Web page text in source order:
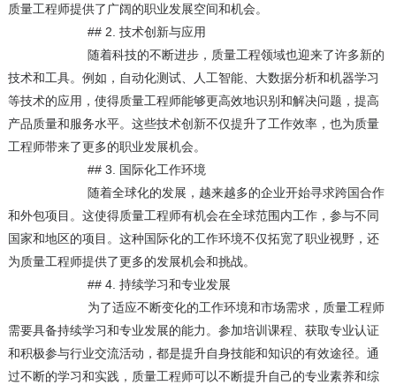
质量工程师提供了广阔的职业发展空间和机会。
## 2. 技术创新与应用
随着科技的不断进步，质量工程领域也迎来了许多新的
技术和工具。例如，自动化测试、人工智能、大数据分析和机器学习
等技术的应用，使得质量工程师能够更高效地识别和解决问题，提高
产品质量和服务水平。这些技术创新不仅提升了工作效率，也为质量
工程师带来了更多的职业发展机会。
## 3. 国际化工作环境
随着全球化的发展，越来越多的企业开始寻求跨国合作
和外包项目。这使得质量工程师有机会在全球范围内工作，参与不同
国家和地区的项目。这种国际化的工作环境不仅拓宽了职业视野，还
为质量工程师提供了更多的发展机会和挑战。
## 4. 持续学习和专业发展
为了适应不断变化的工作环境和市场需求，质量工程师
需要具备持续学习和专业发展的能力。参加培训课程、获取专业认证
和积极参与行业交流活动，都是提升自身技能和知识的有效途径。通
过不断的学习和实践，质量工程师可以不断提升自己的专业素养和综